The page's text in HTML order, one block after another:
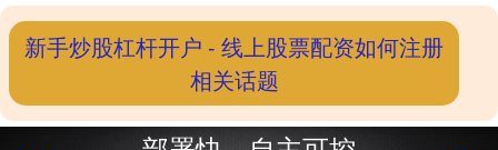
新手炒股杠杆开户 - 线上股票配资如何注册
相关话题